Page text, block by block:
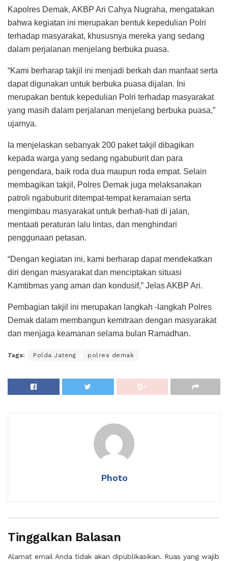
Kapolres Demak, AKBP Ari Cahya Nugraha, mengatakan
bahwa kegiatan ini merupakan bentuk kepedulian Polri
terhadap masyarakat, khususnya mereka yang sedang
dalam perjalanan menjelang berbuka puasa.
“Kami berharap takjil ini menjadi berkah dan manfaat serta
dapat digunakan untuk berbuka puasa dijalan. Ini
merupakan bentuk kepedulian Polri terhadap masyarakat
yang masih dalam perjalanan menjelang berbuka puasa,”
ujarnya.
Ia menjelaskan sebanyak 200 paket takjil dibagikan
kepada warga yang sedang ngabuburit dan para
pengendara, baik roda dua maupun roda empat. Selain
membagikan takjil, Polres Demak juga melaksanakan
patroli ngabuburit ditempat-tempat keramaian serta
mengimbau masyarakat untuk berhati-hati di jalan,
mentaati peraturan lalu lintas, dan menghindari
penggunaan petasan.
“Dengan kegiatan ini, kami berharap dapat mendekatkan
diri dengan masyarakat dan menciptakan situasi
Kamtibmas yang aman dan kondusif,” Jelas AKBP Ari.
Pembagian takjil ini merupakan langkah -langkah Polres
Demak dalam membangun kemitraan dengan masyarakat
dan menjaga keamanan selama bulan Ramadhan.
Tags: Polda Jateng polres demak
Photo
Tinggalkan Balasan
Alamat email Anda tidak akan dipublikasikan. Ruas yang wajib